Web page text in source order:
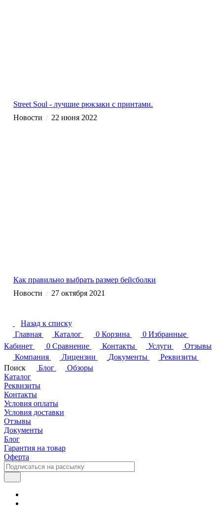
Street Soul - лучшие рюкзаки с принтами.
Новости / 22 июня 2022
Как правильно выбрать размер бейсболки
Новости / 27 октября 2021
Назад к списку
Главная
Каталог 0 Корзина 0 Избранные
Кабинет
0 Сравнение Контакты Услуги
Отзывы
Компания
Лицензии Документы
Реквизиты
Поиск
Блог
Обзоры
Каталог
Реквизиты
Контакты
Условия оплаты
Условия доставки
Отзывы
Документы
Блог
Гарантия на товар
Оферта